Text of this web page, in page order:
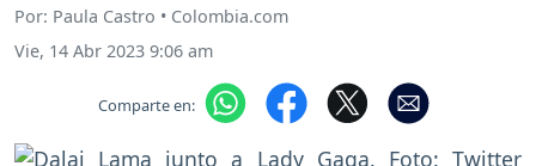
Por: Paula Castro • Colombia.com
Vie, 14 Abr 2023 9:06 am
Comparte en: